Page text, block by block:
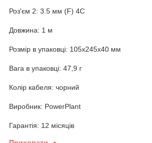
Роз'єм 2: 3.5 мм (F) 4С
Довжина: 1 м
Розмір в упаковці: 105x245x40 мм
Вага в упаковці: 47,9 г
Колір кабеля: чорний
Виробник: PowerPlant
Гарантія: 12 місяців